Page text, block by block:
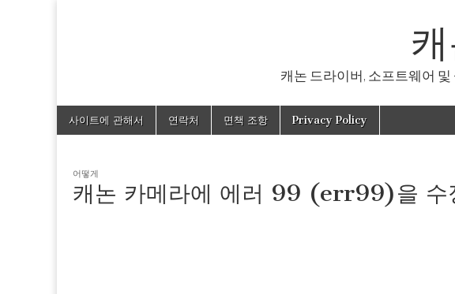
캐논 드라이버, 소프트웨어
Main
menu
Skip
사이트에 관해서 연락처 면책 조항 Privacy Policy
어떻게
캐논 카메라에 에러 99 (err99)을 수